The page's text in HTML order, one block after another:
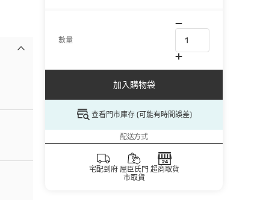
數量
加入購物袋
查看門市庫存 (可能有時間誤差)
配送方式
宅配到府 屈臣氏門
市取貨
超商取貨